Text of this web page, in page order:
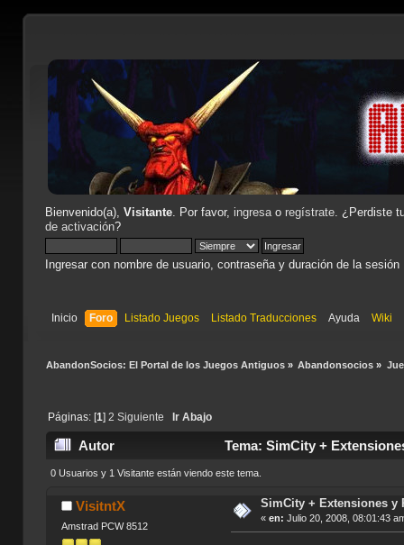
Bienvenido(a), Visitante. Por favor, ingresao regístrate. ¿Perdiste
de activación?
Ingresar con nombre de usuario, contraseña y duración de la sesión
Inicio Foro Listado Juegos Listado Traducciones Ayuda Wiki
AbandonSocios: El Portal de los Juegos Antiguos» Abandonsocios »
Páginas: [1] 2 Siguiente Ir Abajo
Autor Tema: SimCity +
0 Usuarios y 1 Visitante están viendo este tema.
VisitntX
Amstrad PCW 8512
SimCity + Extensiones y
« en: Julio 20, 2008, 08:01:43